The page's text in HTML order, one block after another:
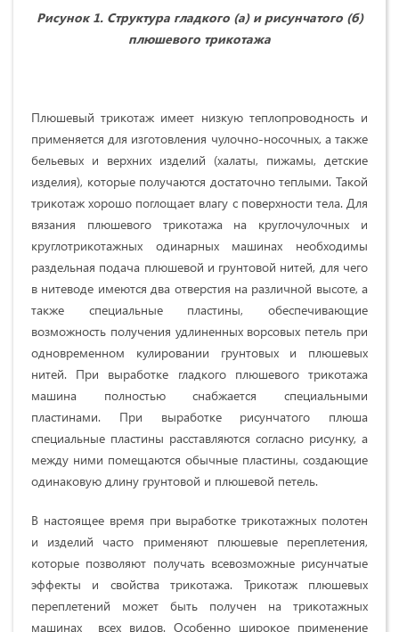
Рисунок 1. Структура гладкого (а) и рисунчатого (б)
плюшевого трикотажа
Плюшевый трикотаж имеет низкую теплопроводность и
применяется для изготовления чулочно-носочных, а также
бельевых и верхних изделий (халаты, пижамы, детские
изделия), которые получаются достаточно теплыми. Такой
трикотаж хорошо поглощает влагу с поверхности тела. Для
вязания плюшевого трикотажа на круглочулочных и
круглотрикотажных одинарных машинах необходимы
раздельная подача плюшевой и грунтовой нитей, для чего
в нитеводе имеются два отверстия на различной высоте, а
также специальные пластины, обеспечивающие
возможность получения удлиненных ворсовых петель при
одновременном кулировании грунтовых и плюшевых
нитей. При выработке гладкого плюшевого трикотажа
машина полностью снабжается специальными
пластинами. При выработке рисунчатого плюша
специальные пластины расставляются согласно рисунку, а
между ними помещаются обычные пластины, создающие
одинаковую длину грунтовой и плюшевой петель.
В настоящее время при выработке трикотажных полотен
и изделий часто применяют плюшевые переплетения,
которые позволяют получать всевозможные рисунчатые
эффекты и свойства трикотажа. Трикотаж плюшевых
переплетений может быть получен на трикотажных
машинах всех видов. Особенно широкое применение